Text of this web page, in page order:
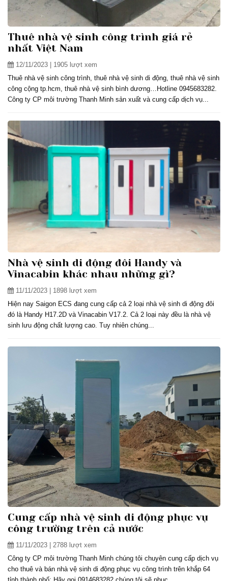
Thuê nhà vệ sinh công trình giá rẻ
nhất Việt Nam
12/11/2023 | 1905 lượt xem
Thuê nhà vệ sinh công trình, thuê nhà vệ sinh di động, thuê nhà vệ sinh
công cộng tp.hcm, thuê nhà vệ sinh bình dương…Hotline 0945683282.
Công ty CP môi trường Thanh Minh sản xuất và cung cấp dịch vụ...
Nhà vệ sinh di động đôi Handy và
Vinacabin khác nhau những gì?
11/11/2023 | 1898 lượt xem
Hiện nay Saigon ECS đang cung cấp cả 2 loại nhà vệ sinh di động đôi
đó là Handy H17.2D và Vinacabin V17.2. Cả 2 loại này đều là nhà vệ
sinh lưu động chất lượng cao. Tuy nhiên chúng...
Cung cấp nhà vệ sinh di động phục vụ
công trường trên cả nước
11/11/2023 | 2788 lượt xem
Công ty CP môi trường Thanh Minh chúng tôi chuyên cung cấp dịch vụ
cho thuê và bán nhà vệ sinh di động phục vụ công trình trên khắp 64